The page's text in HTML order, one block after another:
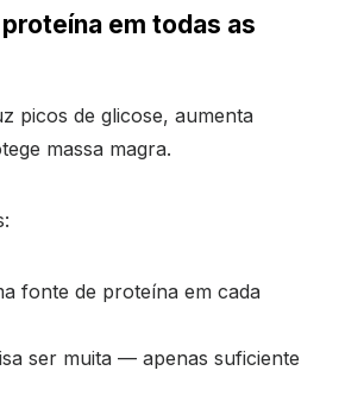
proteína em todas as
picos de glicose, aumenta
massa magra.
fonte de proteína em cada
ser muita — apenas suficiente